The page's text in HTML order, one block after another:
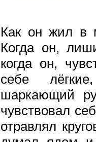
Как он жил в
Когда он,
когда он,
себе
шаркающий
чувствовал
отравлял